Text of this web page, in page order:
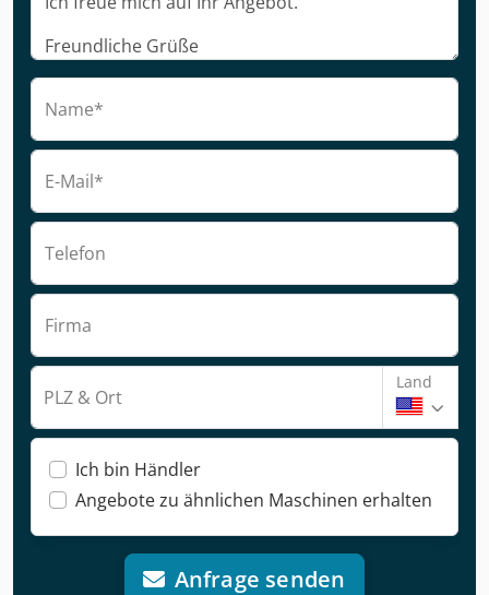
Name*
E-Mail*
Telefon
Firma
PLZ & Ort
Land
Ich bin Händler
Angebote zu ähnlichen Maschinen erhalten
Anfrage senden